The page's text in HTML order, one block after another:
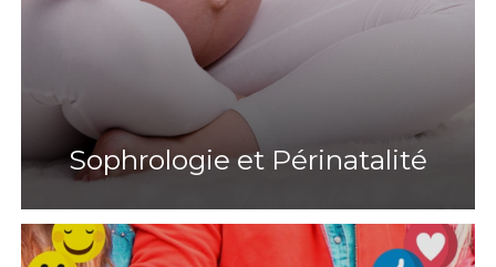
Sophrologie et Périnatalité